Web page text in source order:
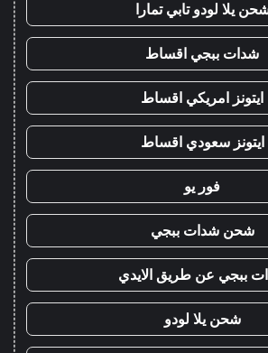
يلا لودو تابي تمارا
شدات ببجي اقساط
ايتونز امريكي اقساط
ايتونز سعودي اقساط
فور يو
شحن شدات ببجي
ببجي عن طريق الايدي
شحن يلا لودو